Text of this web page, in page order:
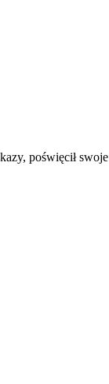
poświęcił swoje